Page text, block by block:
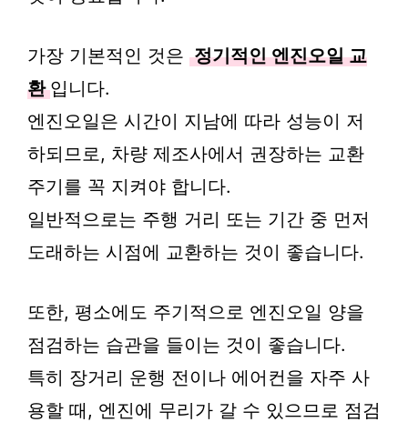
가장 기본적인 것은 정기적인 엔진오일 교
환 입니다.
엔진오일은 시간이 지남에 따라 성능이 저
하되므로, 차량 제조사에서 권장하는 교환
주기를 꼭 지켜야 합니다.
일반적으로는 주행 거리 또는 기간 중 먼저
도래하는 시점에 교환하는 것이 좋습니다.
또한, 평소에도 주기적으로 엔진오일 양을
점검하는 습관을 들이는 것이 좋습니다.
특히 장거리 운행 전이나 에어컨을 자주 사
용할 때, 엔진에 무리가 갈 수 있으므로 점검